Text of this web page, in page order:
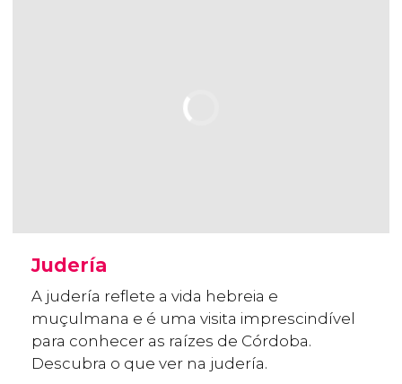
Judería
A judería reflete a vida hebreia e
muçulmana e é uma visita imprescindível
para conhecer as raízes de Córdoba.
Descubra o que ver na judería.